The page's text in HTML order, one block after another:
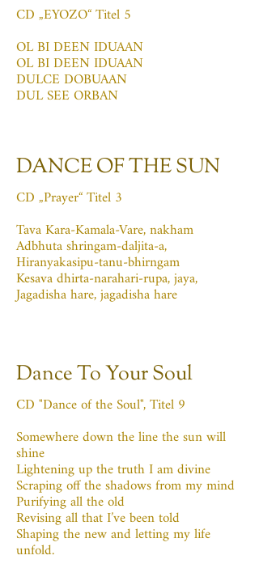
CD „EYOZO“ Titel 5
OL BI DEEN IDUAAN
OL BI DEEN IDUAAN
DULCE DOBUAAN
DUL SEE ORBAN
DANCE OF THE SUN
CD „Prayer“ Titel 3
Tava Kara-Kamala-Vare, nakham
Adbhuta shringam-daljita-a,
Hiranyakasipu-tanu-bhirngam
Kesava dhirta-narahari-rupa, jaya,
Jagadisha hare, jagadisha hare
Dance To Your Soul
CD "Dance of the Soul", Titel 9
Somewhere down the line the sun will
shine
Lightening up the truth I am divine
Scraping off the shadows from my mind
Purifying all the old
Revising all that I’ve been told
Shaping the new and letting my life
unfold.